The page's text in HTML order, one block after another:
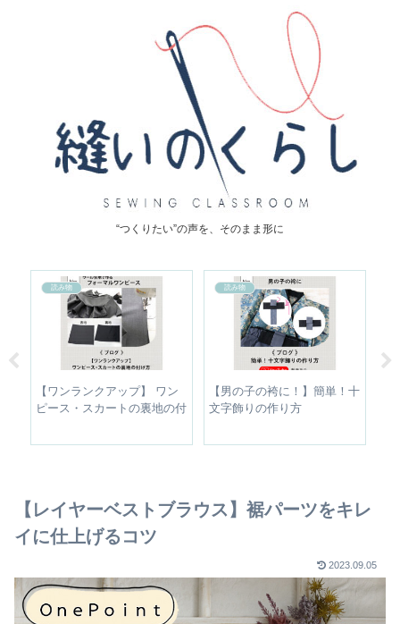
“つくりたい”の声を、そのまま形に
読み物
【ワンランクアップ】 ワン
ピース・スカートの裏地の付
読み物
【男の子の袴に！】簡単！十
文字飾りの作り方
【レイヤーベストブラウス】裾パーツをキレ
イに仕上げるコツ
2023.09.05